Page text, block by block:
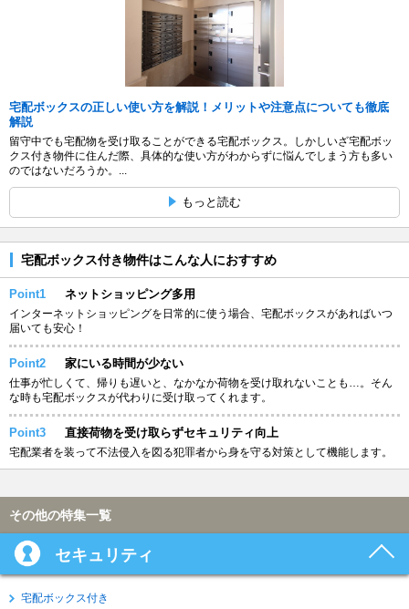
宅配ボックスの正しい使い方を解説！メリットや注意点についても徹底
解説
留守中でも宅配物を受け取ることができる宅配ボックス。しかしいざ宅配ボッ
クス付き物件に住んだ際、具体的な使い方がわからずに悩んでしまう方も多い
のではないだろうか。...
もっと読む
宅配ボックス付き物件はこんな人におすすめ
Point1 ネットショッピング多用
インターネットショッピングを日常的に使う場合、宅配ボックスがあればいつ
届いても安心！
Point2 家にいる時間が少ない
仕事が忙しくて、帰りも遅いと、なかなか荷物を受け取れないことも…。そん
な時も宅配ボックスが代わりに受け取ってくれます。
Point3 直接荷物を受け取らずセキュリティ向上
宅配業者を装って不法侵入を図る犯罪者から身を守る対策として機能します。
その他の特集一覧
セキュリティ
宅配ボックス付き